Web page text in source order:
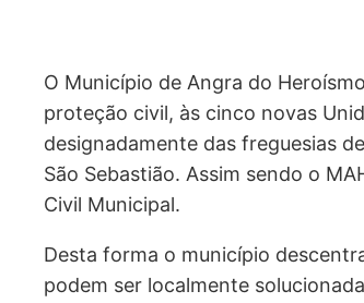
O Município de Angra do
proteção civil, às cinco novas
designadamente das freguesias
São Sebastião. Assim sendo o
Civil Municipal.
Desta forma o município
podem ser localmente